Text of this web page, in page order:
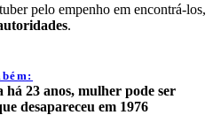
pelo empenho em encontrá-los,
.
há 23 anos, mulher pode ser
desapareceu em 1976